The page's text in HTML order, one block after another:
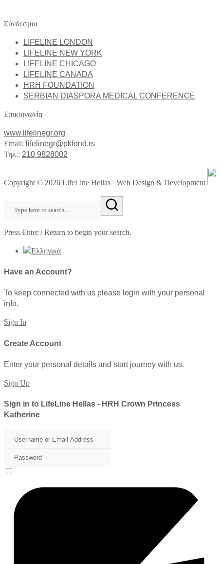
Σύνδεσμοι
LIFELINE LONDON
LIFELINE NEW YORK
LIFELINE CHICAGO
LIFELINE CANADA
HRH FOUNDATION
SERBIAN DIASPORA MEDICAL CONFERENCE
Επικοινωνία
www.lifelinegr.org
Email: lifelinegr@pkfond.rs
Τηλ.: 210 9828002
Copyright © 2026 LifeLine Hellas Web Design & Development
Press Enter / Return to begin your search.
Have an Account?
To keep connected with us please login with your personal
info.
Sign In
Create Account
Enter your personal details and start journey with us.
Sign Up
Sign in to LifeLine Hellas - HRH Crown Princess
Katherine